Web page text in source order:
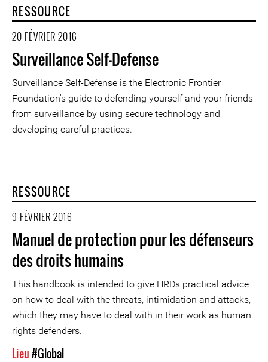
RESSOURCE
20 FÉVRIER 2016
Surveillance Self-Defense
Surveillance Self-Defense is the Electronic Frontier
Foundation's guide to defending yourself and your friends
from surveillance by using secure technology and
developing careful practices.
RESSOURCE
9 FÉVRIER 2016
Manuel de protection pour les défenseurs
des droits humains
This handbook is intended to give HRDs practical advice
on how to deal with the threats, intimidation and attacks,
which they may have to deal with in their work as human
rights defenders.
Lieu#Global